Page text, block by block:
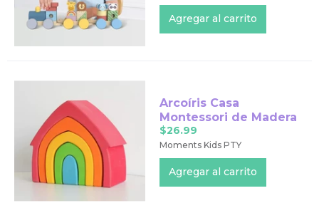
Arcoíris Casa
Montessori de Madera
$26.99
Moments Kids PTY